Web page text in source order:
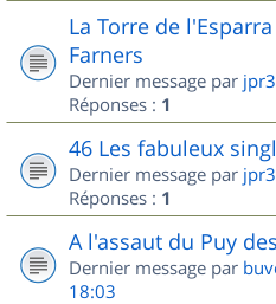
La Torre de
Farners
Dernier message par
Réponses : 1
46 Les fabuleux
Dernier message par
Réponses : 1
A l'assaut du Puy
Dernier message par
18:03